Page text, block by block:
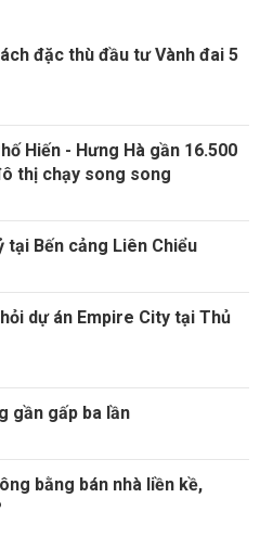
đặc thù đầu tư Vành đai 5
Hiến - Hưng Hà gần 16.500
thị chạy song song
tại Bến cảng Liên Chiểu
dự án Empire City tại Thủ
gần gấp ba lần
bằng bán nhà liền kề,